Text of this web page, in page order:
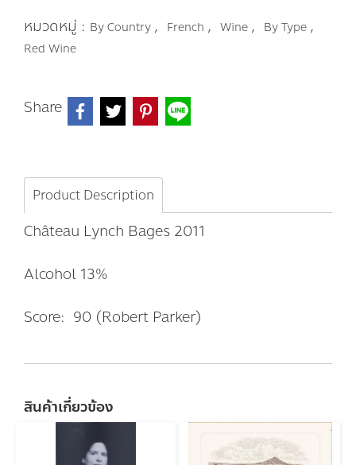
หมวดหมู่ : By Country , French , Wine , By Type ,
Red Wine
Share
Product Description
Château Lynch Bages 2011
Alcohol 13%
Score: 90 (Robert Parker)
สินค้าเกี่ยวข้อง